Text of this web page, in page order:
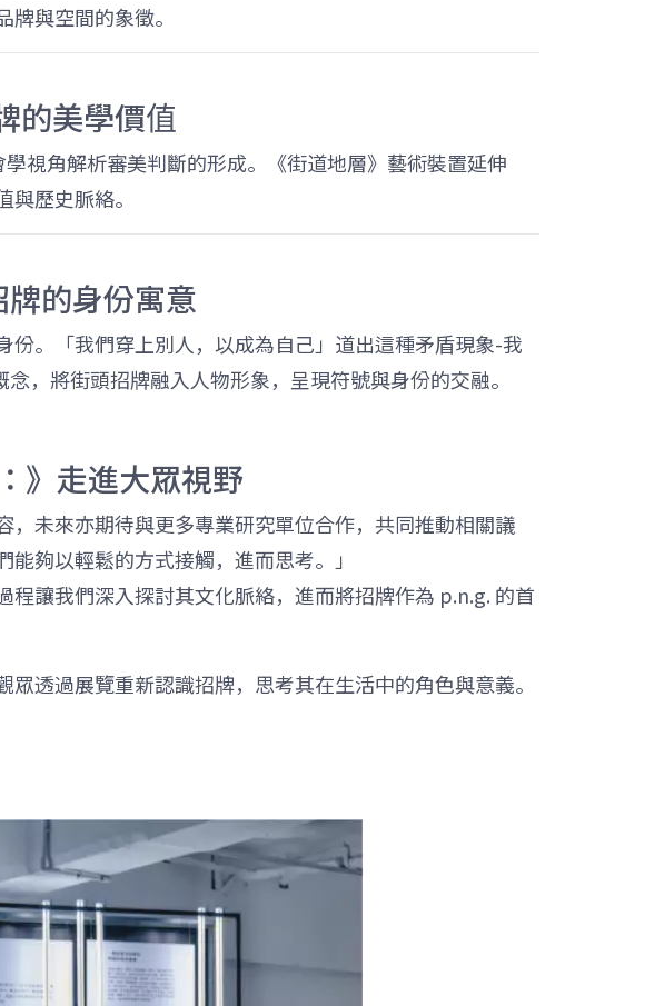
與空間的象徵。
的美學價值
視角解析審美判斷的形成。《街道地層》藝術裝置延伸
歷史脈絡。
的身份寓意
。「我們穿上別人，以成為自己」道出這種矛盾現象-我
，將街頭招牌融入人物形象，呈現符號與身份的交融。
》走進大眾視野
未來亦期待與更多專業研究單位合作，共同推動相關議
夠以輕鬆的方式接觸，進而思考。」
讓我們深入探討其文化脈絡，進而將招牌作為 p.n.g. 的首
透過展覽重新認識招牌，思考其在生活中的角色與意義。